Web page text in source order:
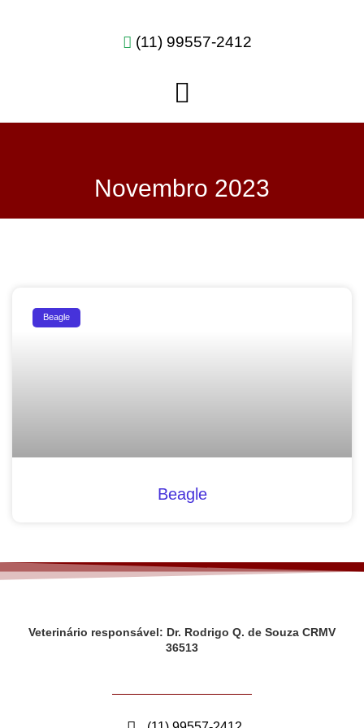
(11) 99557-2412
Novembro 2023
Beagle
Beagle
Veterinário responsável: Dr. Rodrigo Q. de Souza CRMV
36513